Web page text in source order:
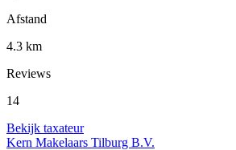
Afstand
4.3 km
Reviews
14
Bekijk taxateur
Kern Makelaars Tilburg B.V.